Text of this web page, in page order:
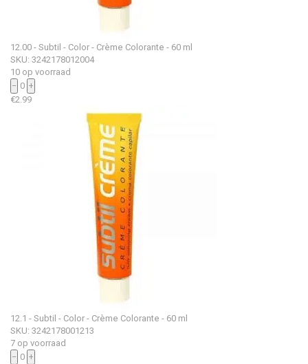
12.00 - Subtil - Color - Crème Colorante - 60 ml
SKU: 3242178012004
10 op voorraad
− 0 +
€2.99
12.1 - Subtil - Color - Crème Colorante - 60 ml
SKU: 3242178001213
7 op voorraad
− 0 +